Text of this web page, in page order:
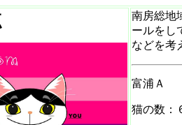
南房総地
ールをし
などを考
富浦Ａ
猫の数：